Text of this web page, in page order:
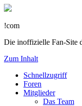
!com
Die inoffizielle Fan-Site
Zum Inhalt
Schnellzugriff
Foren
Mitglieder
Das Team